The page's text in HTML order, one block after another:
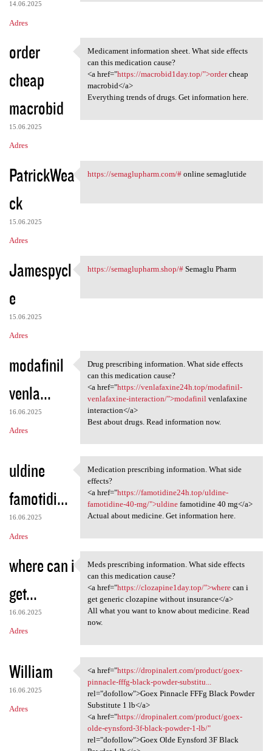
14.06.2025
Adres
order
cheap
macrobid
15.06.2025
Adres
Medicament information sheet.
Medicament information sheet. What side effects
can this medication cause?
<a href="https://macrobid1day.top/">ordercheap
macrobid</a>
Everything trends of drugs. Get information here.
PatrickWea
ck
15.06.2025
Adres
https://semaglupharm.com/#
https://semaglupharm.com/#online semaglutide
Jamespycl
e
15.06.2025
Adres
https://semaglupharm.shop/#
https://semaglupharm.shop/#Semaglu Pharm
modafinil
venla...
16.06.2025
Adres
Drug prescribing information.
Drug prescribing information. What side effects
can this medication cause?
<a href="https://venlafaxine24h.top/modafinil-
venlafaxine-interaction/">modafinil venlafaxine
interaction</a>
Best about drugs. Read information now.
uldine
famotidi...
16.06.2025
Adres
Medication prescribing
Medication prescribing information. What side
effects?
<a href="https://famotidine24h.top/uldine-
famotidine-40-mg/">uldinefamotidine 40 mg</a>
Actual about medicine. Get information here.
where can i
get...
16.06.2025
Adres
Meds prescribing information.
Meds prescribing information. What side effects
can this medication cause?
<a href="https://clozapine1day.top/">wherecan i
get generic clozapine without insurance</a>
All what you want to know about medicine. Read
now.
William
16.06.2025
Adres
<a href="https://dropinalert
<a href="https://dropinalert.com/product/goex-
pinnacle-fffg-black-powder-substitu...
rel="dofollow">Goex Pinnacle FFFg Black Powder
Substitute 1 lb</a>
<a href="https://dropinalert.com/product/goex-
olde-eynsford-3f-black-powder-1-lb/"
rel="dofollow">Goex Olde Eynsford 3F Black